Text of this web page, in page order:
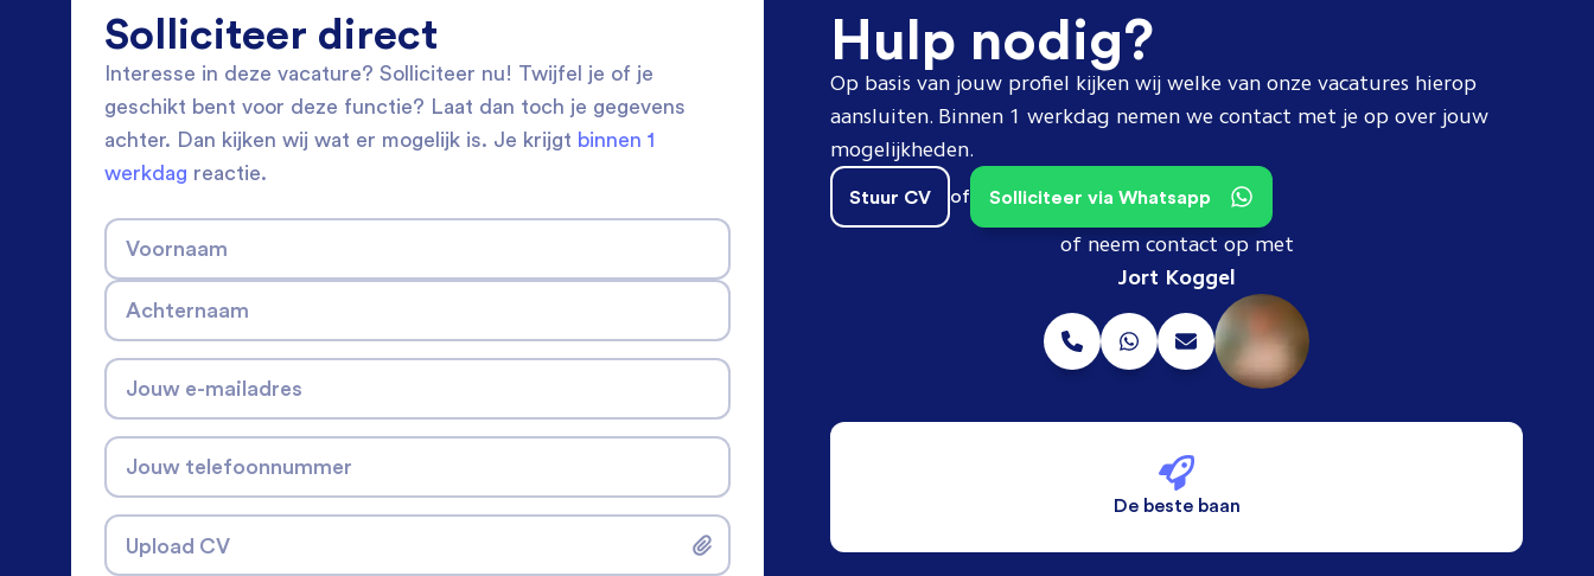
Solliciteer direct
Interesse in deze vacature? Solliciteer nu! Twijfel je of je
geschikt bent voor deze functie? Laat dan toch je gegevens
achter. Dan kijken wij wat er mogelijk is. Je krijgt binnen 1
werkdag reactie.
Voornaam
Achternaam
Jouw e-mailadres
Jouw telefoonnummer
Upload CV
Hulp nodig?
Op basis van jouw profiel kijken wij welke van onze vacatures hierop
aansluiten. Binnen 1 werkdag nemen we contact met je op over jouw
mogelijkheden.
Stuur CV of Solliciteer via Whatsapp
of neem contact op met
Jort Koggel
De beste baan